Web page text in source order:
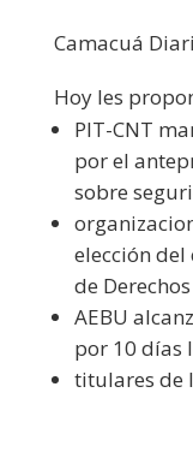
Camacuá
Hoy les
PIT-CNT
por el
sobre
elección
de
AEBU
por 10 días
titulares de